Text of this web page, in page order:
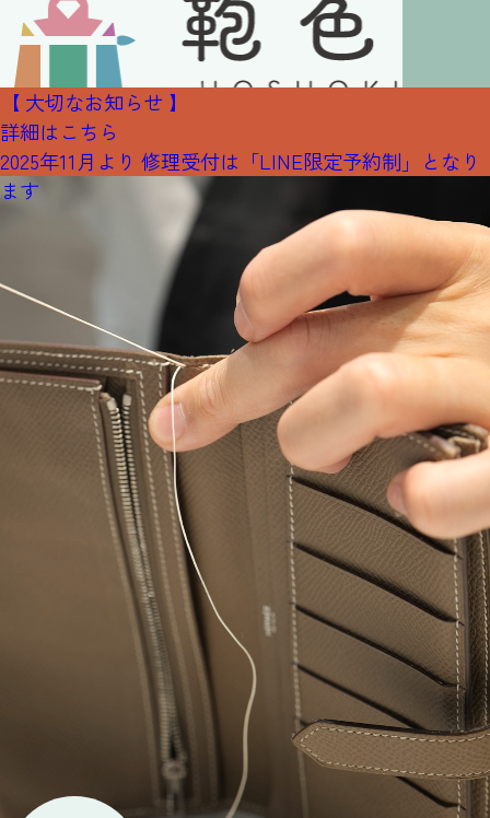
【 大切なお知らせ 】
詳細はこちら
2025年11月より 修理受付は「LINE限定予約制」となり
ます